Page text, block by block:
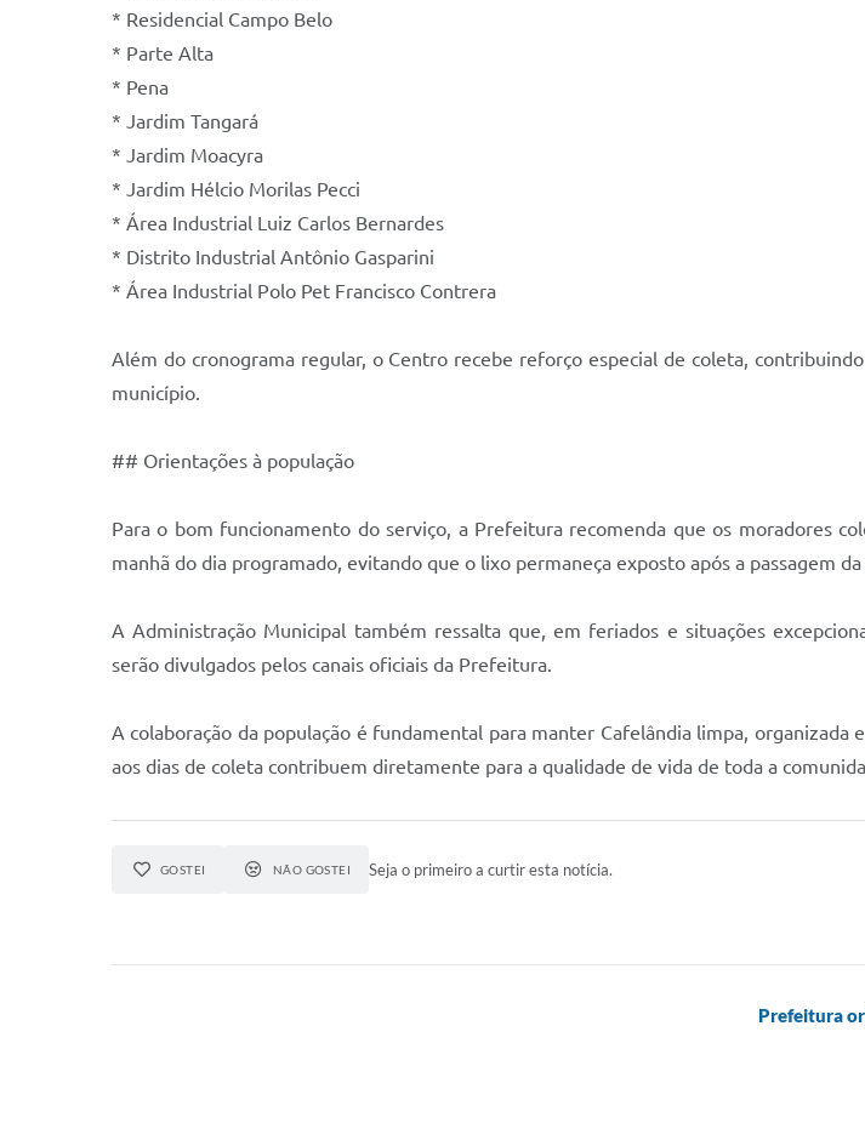
* Residencial Campo Belo
* Parte Alta
* Pena
* Jardim Tangará
* Jardim Moacyra
* Jardim Hélcio Morilas Pecci
* Área Industrial Luiz Carlos Bernardes
* Distrito Industrial Antônio Gasparini
* Área Industrial Polo Pet Francisco Contrera
Além do cronograma regular, o Centro recebe reforço especial de coleta,
município.
## Orientações à população
Para o bom funcionamento do serviço, a Prefeitura recomenda que os moradores
manhã do dia programado, evitando que o lixo permaneça exposto após a passagem
A Administração Municipal também ressalta que, em feriados e situações
serão divulgados pelos canais oficiais da Prefeitura.
A colaboração da população é fundamental para manter Cafelândia limpa,
aos dias de coleta contribuem diretamente para a qualidade de vida de toda a
GOSTEI NÃO GOSTEI Seja o primeiro a curtir esta notícia.
Prefeitura